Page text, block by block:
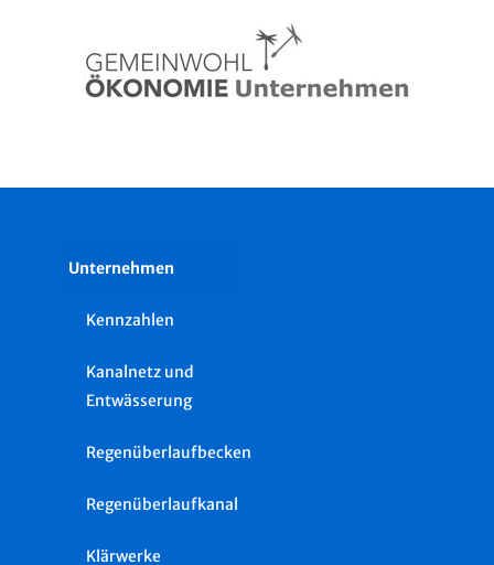
Unternehmen
Kennzahlen
Kanalnetz und
Entwässerung
Regenüberlaufbecken
Regenüberlaufkanal
Klärwerke